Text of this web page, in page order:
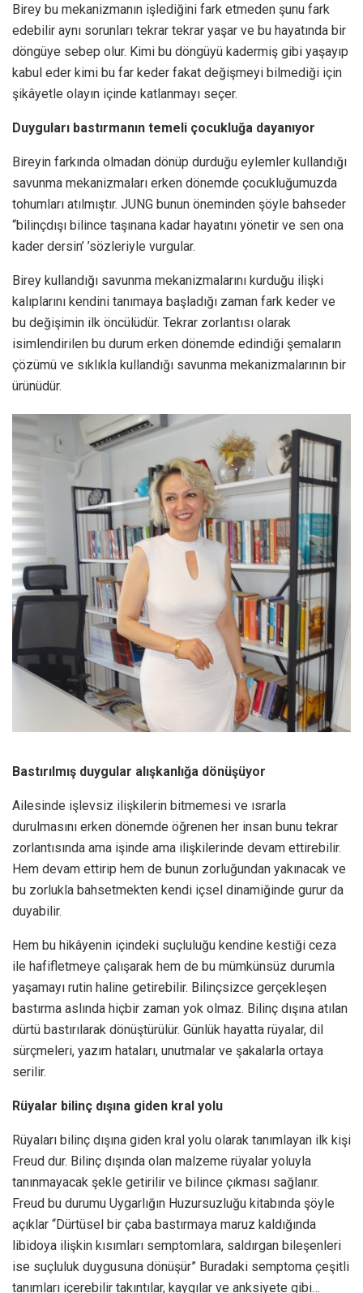
Birey bu mekanizmanın işlediğini fark etmeden şunu fark
edebilir aynı sorunları tekrar tekrar yaşar ve bu hayatında bir
döngüye sebep olur. Kimi bu döngüyü kadermiş gibi yaşayıp
kabul eder kimi bu far keder fakat değişmeyi bilmediği için
şikâyetle olayın içinde katlanmayı seçer.
Duyguları bastırmanın temeli çocukluğa dayanıyor
Bireyin farkında olmadan dönüp durduğu eylemler kullandığı
savunma mekanizmaları erken dönemde çocukluğumuzda
tohumları atılmıştır. JUNG bunun öneminden şöyle bahseder
“bilinçdışı bilince taşınana kadar hayatını yönetir ve sen ona
kader dersin’ ’sözleriyle vurgular.
Birey kullandığı savunma mekanizmalarını kurduğu ilişki
kalıplarını kendini tanımaya başladığı zaman fark keder ve
bu değişimin ilk öncülüdür. Tekrar zorlantısı olarak
isimlendirilen bu durum erken dönemde edindiği şemaların
çözümü ve sıklıkla kullandığı savunma mekanizmalarının bir
ürünüdür.
Bastırılmış duygular alışkanlığa dönüşüyor
Ailesinde işlevsiz ilişkilerin bitmemesi ve ısrarla
durulmasını erken dönemde öğrenen her insan bunu tekrar
zorlantısında ama işinde ama ilişkilerinde devam ettirebilir.
Hem devam ettirip hem de bunun zorluğundan yakınacak ve
bu zorlukla bahsetmekten kendi içsel dinamiğinde gurur da
duyabilir.
Hem bu hikâyenin içindeki suçluluğu kendine kestiği ceza
ile hafifletmeye çalışarak hem de bu mümkünsüz durumla
yaşamayı rutin haline getirebilir. Bilinçsizce gerçekleşen
bastırma aslında hiçbir zaman yok olmaz. Bilinç dışına atılan
dürtü bastırılarak dönüştürülür. Günlük hayatta rüyalar, dil
sürçmeleri, yazım hataları, unutmalar ve şakalarla ortaya
serilir.
Rüyalar bilinç dışına giden kral yolu
Rüyaları bilinç dışına giden kral yolu olarak tanımlayan ilk kişi
Freud dur. Bilinç dışında olan malzeme rüyalar yoluyla
tanınmayacak şekle getirilir ve bilince çıkması sağlanır.
Freud bu durumu Uygarlığın Huzursuzluğu kitabında şöyle
açıklar “Dürtüsel bir çaba bastırmaya maruz kaldığında
libidoya ilişkin kısımları semptomlara, saldırgan bileşenleri
ise suçluluk duygusuna dönüşür” Buradaki semptoma çeşitli
tanımları içerebilir takıntılar, kaygılar ve anksiyete gibi…